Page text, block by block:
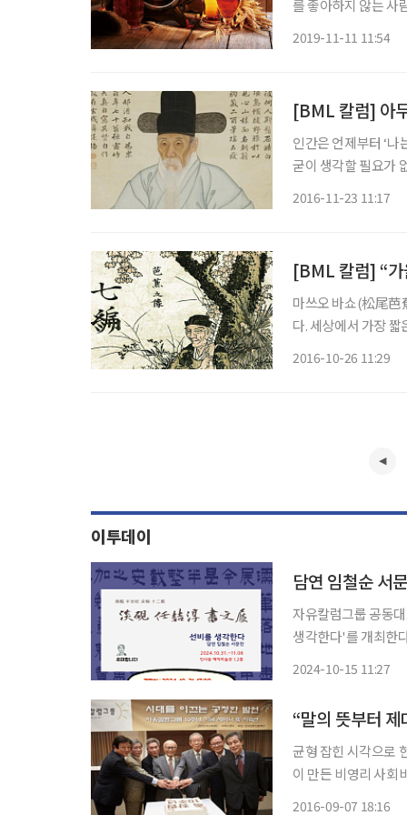
를 좋아하지 않는 사
2019-11-11 11:54
[BML 칼럼] 아
인간은 언제부터 ‘
굳이 생각할 필요가
2016-11-23 11:17
[BML 칼럼] “가
마쓰오 바쇼(松尾芭
다. 세상에서 가장
2016-10-26 11:29
이투데이
담연 임철순 서
자유칼럼그룹 공동
생각한다'를 개최한다. 임 전 주필은 올해 언론계, 50년 서예 12년을 기념해 31일부
2024-10-15 11:27
“말의 뜻부터
균형 잡힌 시각으로
이 만든 비영리 사회
2016-09-07 18:16